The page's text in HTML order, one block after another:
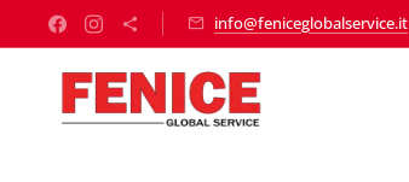
info@feniceglobalservice.it